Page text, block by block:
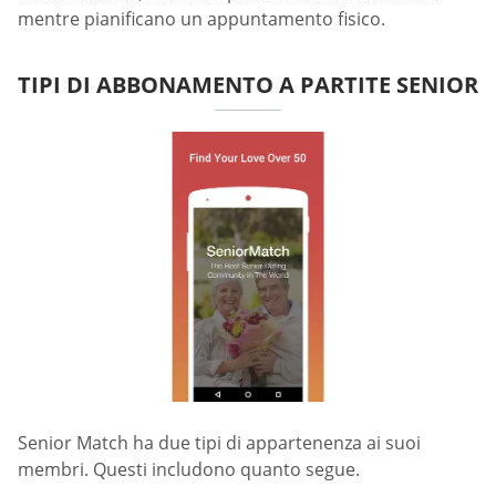
mentre pianificano un appuntamento fisico.
TIPI DI ABBONAMENTO A PARTITE SENIOR
Senior Match ha due tipi di appartenenza ai suoi
membri. Questi includono quanto segue.